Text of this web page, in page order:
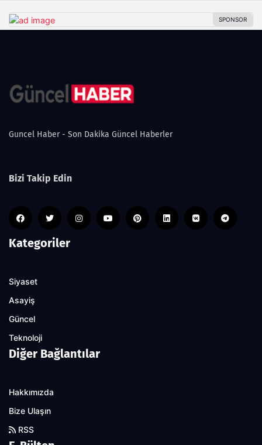
Guncel Haber - Son Dakika Güncel Haberler
Bizi Takip Edin
Kategoriler
Siyaset
Asayiş
Güncel
Teknoloji
Diğer Bağlantılar
Hakkımızda
Bize Ulaşın
RSS